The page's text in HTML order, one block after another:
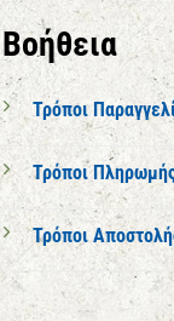
Βοήθεια
Τρόποι
Τρόποι
Τρόποι